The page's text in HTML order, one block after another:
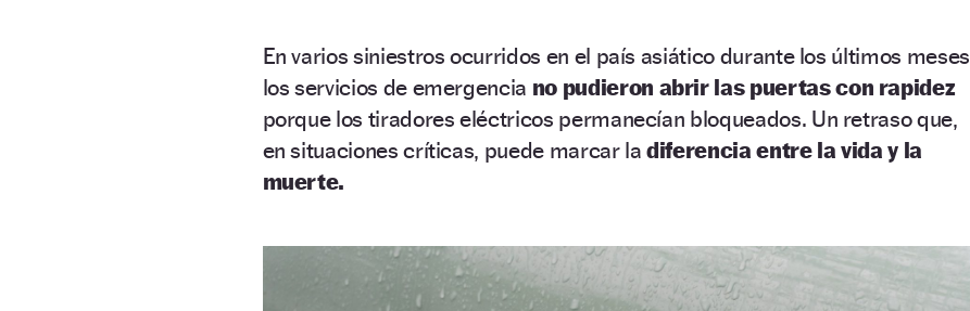
En varios siniestros ocurridos en el país asiático durante los últimos meses
los servicios de emergencia no pudieron abrir las puertas con rapidez
porque los tiradores eléctricos permanecían bloqueados. Un retraso que,
en situaciones críticas, puede marcar ladiferencia entre la vida y la
muerte.